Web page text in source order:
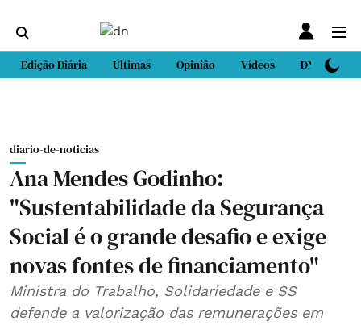
Edição Diária Últimas Opinião Vídeos DN Sport
diario-de-noticias
Ana Mendes Godinho:
"Sustentabilidade da Segurança
Social é o grande desafio e exige
novas fontes de financiamento"
Ministra do Trabalho, Solidariedade e SS
defende a valorização das remunerações em